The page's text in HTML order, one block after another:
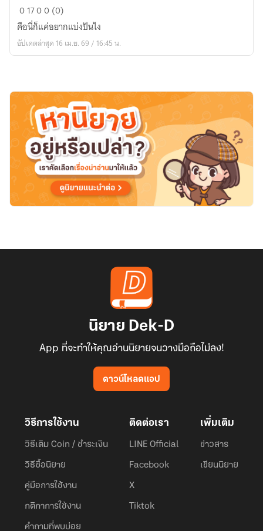
The
Echo
of
Himself
01700 (0)
คือนี่ก็แค่อยากแบ่งปันไง
อัปเดตล่าสุด 16 เม.ย. 69 / 16:45 น.
นิยาย Dek-D
App ที่จะทำให้คุณอ่านนิยายจนวางมือถือไม่ลง!
ดาวน์โหลดแอป
วิธีการใช้งาน
วิธีเติม Coin / ชำระเงิน
วิธีซื้อนิยาย
คู่มือการใช้งาน
กติกาการใช้งาน
คำถามที่พบบ่อย
ติดต่อเรา
LINE Official
Facebook
X
Tiktok
เพิ่มเติม
ข่าวสาร
เขียนนิยาย